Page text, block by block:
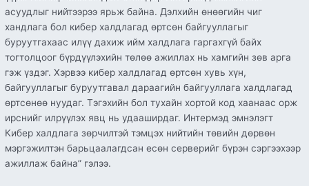
асуудлыг нийтээрээ ярьж байна. Дэлхийн өнөөгийн чиг
хандлага бол кибер халдлагад өртсөн байгууллагыг
буруутгахаас илүү дахиж ийм халдлага гаргахгүй байх
тогтолцоог бүрдүүлэхийн төлөө ажиллах нь хамгийн зөв арга
гэж үздэг. Хэрвээ кибер халдлагад өртсөн хувь хүн,
байгууллагыг буруутгавал дараагийн байгууллага халдлагад
өртсөнөө нуудаг. Тэгэхийн бол тухайн хортой код хаанаас орж
ирснийг илрүүлэх явц нь удааширдаг. Интермэд эмнэлэгт
Кибер халдлага зөрчилтэй тэмцэх нийтийн төвийн дөрвөн
мэргэжилтэн барьцаалагдсан есөн серверийг бүрэн сэргээхээр
ажиллаж байна” гэлээ.